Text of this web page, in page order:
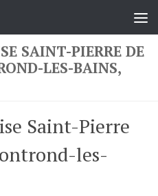
SAINT-PIERRE DE
LES-BAINS,
Saint-Pierre
les-